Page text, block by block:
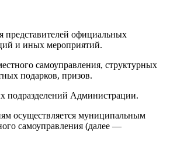
представителей официальных
и иных мероприятий.
самоуправления, структурных
подарков, призов.
подразделений Администрации.
осуществляется муниципальным
самоуправления (далее —